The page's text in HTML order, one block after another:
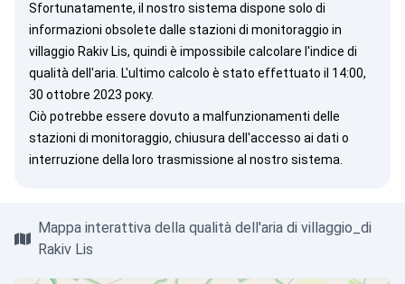
Sfortunatamente, il nostro sistema dispone solo di
informazioni obsolete dalle stazioni di monitoraggio in
villaggio Rakiv Lis, quindi è impossibile calcolare l'indice di
qualità dell'aria. L'ultimo calcolo è stato effettuato il 14:00,
30 ottobre 2023 року.
Ciò potrebbe essere dovuto a malfunzionamenti delle
stazioni di monitoraggio, chiusura dell'accesso ai dati o
interruzione della loro trasmissione al nostro sistema.
Mappa interattiva della qualità dell'aria di villaggio_di
Rakiv Lis